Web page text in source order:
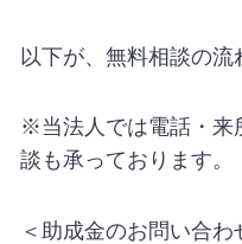
以下が、無料相談の流
※当法人では電話・来
談も承っております。
＜助成金のお問い合